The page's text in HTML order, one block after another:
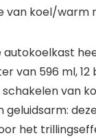
van koel/warm
van 596 ml,
van
geluidsarm:
het